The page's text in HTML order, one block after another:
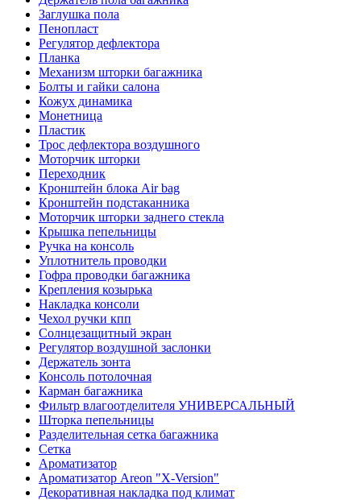
Заглушка пола
Пенопласт
Регулятор дефлектора
Планка
Механизм шторки багажника
Болты и гайки салона
Кожух динамика
Монетница
Пластик
Трос дефлектора воздушного
Моторчик шторки
Переходник
Кронштейн блока Air bag
Кронштейн подстаканника
Моторчик шторки заднего стекла
Крышка пепельницы
Ручка на консоль
Уплотнитель проводки
Гофра проводки багажника
Крепления козырька
Накладка консоли
Чехол ручки кпп
Солнцезащитный экран
Регулятор воздушной заслонки
Держатель зонта
Консоль потолочная
Карман багажника
Фильтр влагоотделителя УНИВЕРСАЛЬНЫЙ
Шторка пепельницы
Разделительная сетка багажника
Сетка
Ароматизатор
Ароматизатор Areon "X-Version"
Декоративная накладка под климат